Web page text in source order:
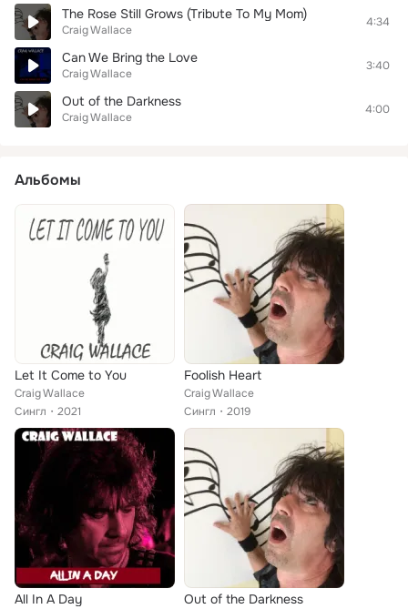
The Rose Still Grows (Tribute To My Mom)
Craig Wallace
4:34
Can We Bring the Love
Craig Wallace
3:40
Out of the Darkness
Craig Wallace
4:00
Альбомы
Let It Come to You
Craig Wallace
Сингл
2021
Foolish Heart
Craig Wallace
Сингл
2019
All In A Day Out of the Darkness